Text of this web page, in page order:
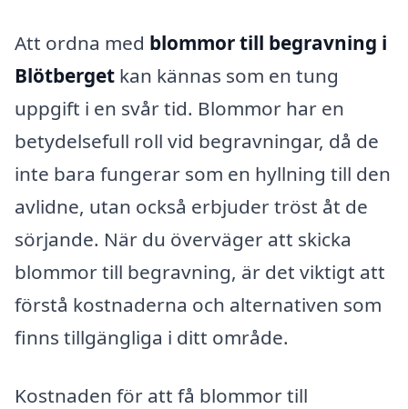
Att ordna med blommor till begravning i
Blötberget kan kännas som en tung
uppgift i en svår tid. Blommor har en
betydelsefull roll vid begravningar, då de
inte bara fungerar som en hyllning till den
avlidne, utan också erbjuder tröst åt de
sörjande. När du överväger att skicka
blommor till begravning, är det viktigt att
förstå kostnaderna och alternativen som
finns tillgängliga i ditt område.
Kostnaden för att få blommor till